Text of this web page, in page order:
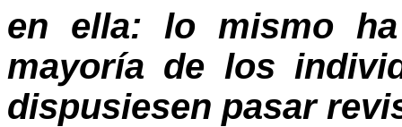
en ella: lo mismo
mayoría de los
dispusiesen pasar